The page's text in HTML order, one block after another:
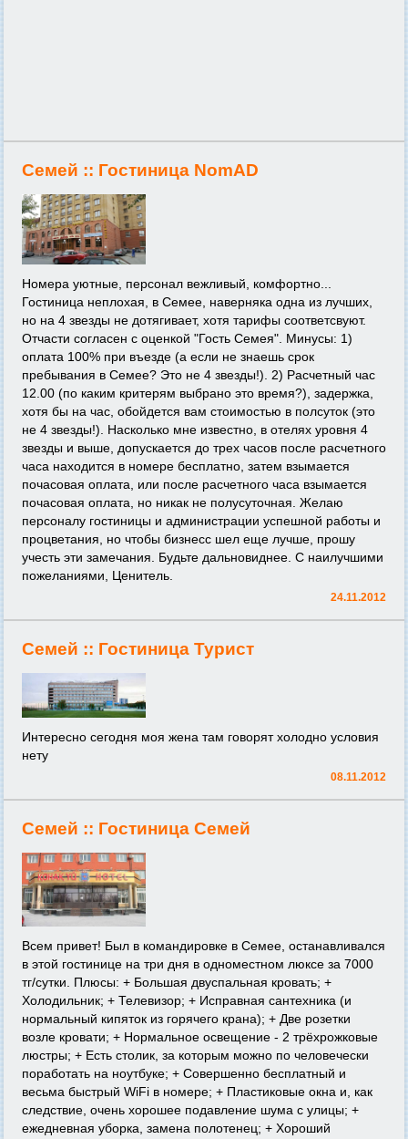
Семей :: Гостиница NomAD
Номера уютные, персонал вежливый, комфортно...
Гостиница неплохая, в Семее, наверняка одна из лучших,
но на 4 звезды не дотягивает, хотя тарифы соответсвуют.
Отчасти согласен с оценкой "Гость Семея". Минусы: 1)
оплата 100% при въезде (а если не знаешь срок
пребывания в Семее? Это не 4 звезды!). 2) Расчетный час
12.00 (по каким критерям выбрано это время?), задержка,
хотя бы на час, обойдется вам стоимостью в полсуток (это
не 4 звезды!). Насколько мне известно, в отелях уровня 4
звезды и выше, допускается до трех часов после расчетного
часа находится в номере бесплатно, затем взымается
почасовая оплата, или после расчетного часа взымается
почасовая оплата, но никак не полусуточная. Желаю
персоналу гостиницы и администрации успешной работы и
процветания, но чтобы бизнесс шел еще лучше, прошу
учесть эти замечания. Будьте дальновиднее. С наилучшими
пожеланиями, Ценитель.
24.11.2012
Семей :: Гостиница Турист
Интересно сегодня моя жена там говорят холодно условия
нету
08.11.2012
Семей :: Гостиница Семей
Всем привет! Был в командировке в Семее, останавливался
в этой гостинице на три дня в одноместном люксе за 7000
тг/сутки. Плюсы: + Большая двуспальная кровать; +
Холодильник; + Телевизор; + Исправная сантехника (и
нормальный кипяток из горячего крана); + Две розетки
возле кровати; + Нормальное освещение - 2 трёхрожковые
люстры; + Есть столик, за которым можно по человечески
поработать на ноутбуке; + Совершенно бесплатный и
весьма быстрый WiFi в номере; + Пластиковые окна и, как
следствие, очень хорошее подавление шума с улицы; +
ежедневная уборка, замена полотенец; + Хороший